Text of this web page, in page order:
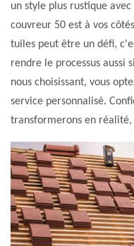
un style plus rustique
couvreur 50 est à vos
tuiles peut être un défi,
rendre le processus aussi
nous choisissant, vous
service personnalisé.
transformerons en réalité,